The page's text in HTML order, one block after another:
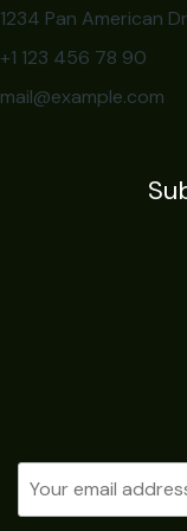
1234 Pan American
+1 123 456 78 90
mail@example.com